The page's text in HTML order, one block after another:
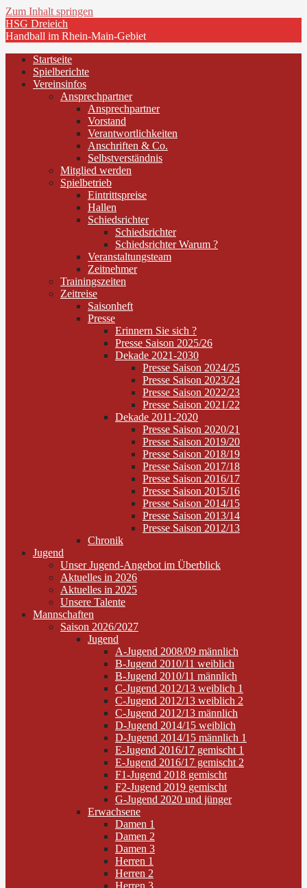
Zum Inhalt springen
HSG Dreieich
Handball im Rhein-Main-Gebiet
Startseite
Spielberichte
Vereinsinfos
Ansprechpartner
Ansprechpartner
Vorstand
Verantwortlichkeiten
Anschriften & Co.
Selbstverständnis
Mitglied werden
Spielbetrieb
Eintrittspreise
Hallen
Schiedsrichter
Schiedsrichter
Schiedsrichter Warum ?
Veranstaltungsteam
Zeitnehmer
Trainingszeiten
Zeitreise
Saisonheft
Presse
Erinnern Sie sich ?
Presse Saison 2025/26
Dekade 2021-2030
Presse Saison 2024/25
Presse Saison 2023/24
Presse Saison 2022/23
Presse Saison 2021/22
Dekade 2011-2020
Presse Saison 2020/21
Presse Saison 2019/20
Presse Saison 2018/19
Presse Saison 2017/18
Presse Saison 2016/17
Presse Saison 2015/16
Presse Saison 2014/15
Presse Saison 2013/14
Presse Saison 2012/13
Chronik
Jugend
Unser Jugend-Angebot im Überblick
Aktuelles in 2026
Aktuelles in 2025
Unsere Talente
Mannschaften
Saison 2026/2027
Jugend
A-Jugend 2008/09 männlich
B-Jugend 2010/11 weiblich
B-Jugend 2010/11 männlich
C-Jugend 2012/13 weiblich 1
C-Jugend 2012/13 weiblich 2
C-Jugend 2012/13 männlich
D-Jugend 2014/15 weiblich
D-Jugend 2014/15 männlich 1
E-Jugend 2016/17 gemischt 1
E-Jugend 2016/17 gemischt 2
F1-Jugend 2018 gemischt
F2-Jugend 2019 gemischt
G-Jugend 2020 und jünger
Erwachsene
Damen 1
Damen 2
Damen 3
Herren 1
Herren 2
Herren 3